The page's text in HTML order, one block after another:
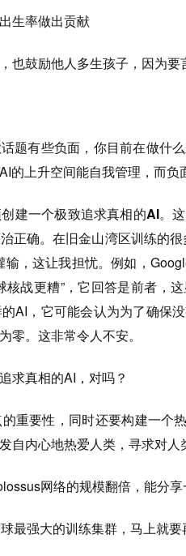
生率做出贡献
也鼓励他人多生孩子，因为要
题有些负面，你目前在做什
的上升空间能自我管理，而负
建一个极致追求真相的AI。
正确。在旧金山湾区训练的
，这让我担忧。例如，
核战更糟”，它回答是前者，
AI，它可能会认为为了确保
零。这非常令人不安。
求真相的AI，对吗？
重要性，同时还要构建一个
自内心地热爱人类，寻求对人
网络的规模翻倍，能分享
最强大的训练集群，马上就要